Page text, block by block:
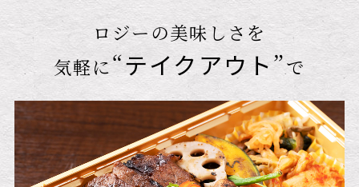
ロジーの美味しさを
気軽に“テイクアウト”で